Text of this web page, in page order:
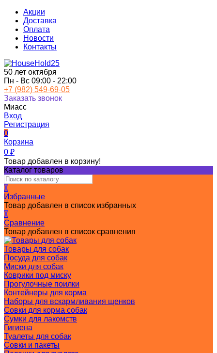
Акции
Доставка
Оплата
Новости
Контакты
50 лет октября
Пн - Вс 09:00 - 22:00
+7 (982) 549-69-05
Заказать звонок
Миасс
Вход
Регистрация
0
Корзина
0 ₽
Товар добавлен в корзину!
Каталог товаров
0
Избранные
Товар добавлен в список избранных
0
Сравнение
Товар добавлен в список сравнения
Товары для собак
Посуда для собак
Миски для собак
Коврики под миску
Прогулочные поилки
Контейнеры для корма
Наборы для вскармливания щенков
Совки для корма собак
Сумки для лакомств
Гигиена
Туалеты для собак
Совки и пакеты